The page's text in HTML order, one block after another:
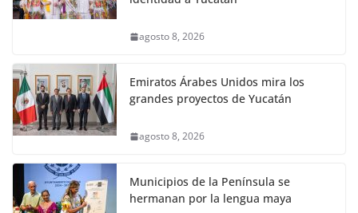
agosto 8, 2026
Emiratos Árabes Unidos mira los
grandes proyectos de Yucatán
agosto 8, 2026
Municipios de la Península se
hermanan por la lengua maya